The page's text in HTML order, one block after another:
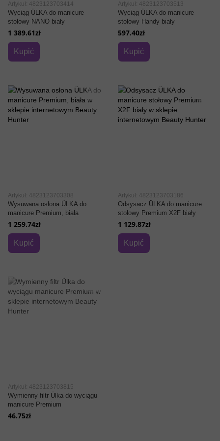
Artykuł: 4823123703414
Wyciąg ÜLKA do manicure
stołowy NANO biały
1 389.61zł
Kupić
Artykuł: 4823123703513
Wyciąg ÜLKA do manicure
stołowy Handy biały
597.40zł
Kupić
Artykuł: 4823123703308
Wysuwana osłona ÜLKA do
manicure Premium, biała
1 259.74zł
Kupić
Artykuł: 4823123703186
Odsysacz ÜLKA do manicure
stołowy Premium X2F biały
1 129.87zł
Kupić
Artykuł: 4823123703815
Wymienny filtr Ülka do wyciągu
manicure Premium
46.75zł